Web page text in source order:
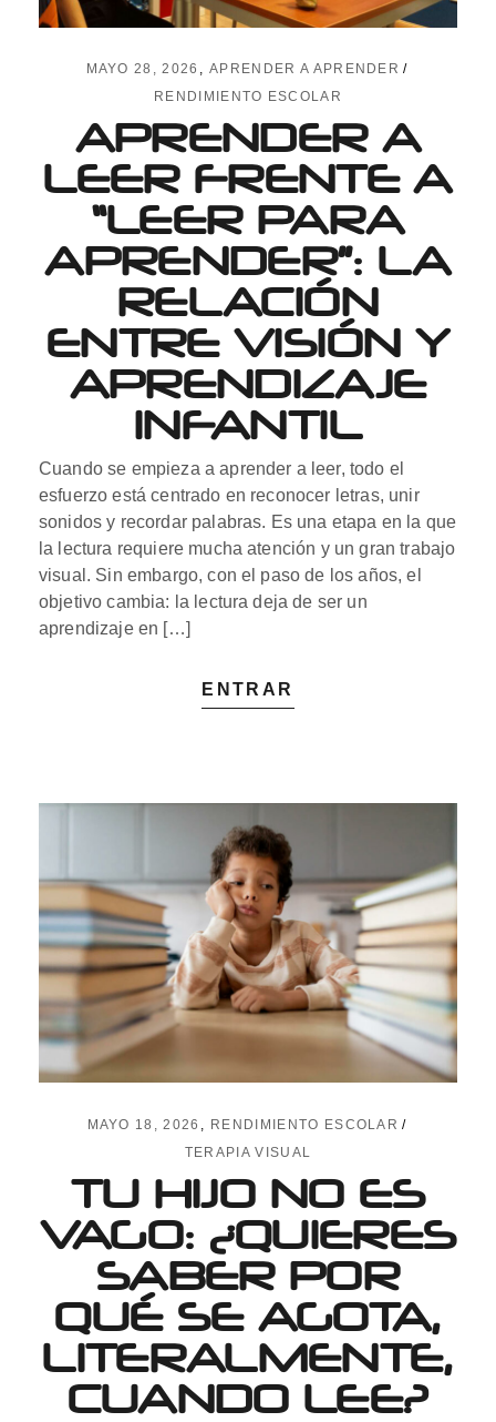
MAYO 28, 2026
APRENDER A APRENDER
RENDIMIENTO ESCOLAR
APRENDER A
LEER FRENTE A
“LEER PARA
APRENDER”: LA
RELACIÓN
ENTRE VISIÓN Y
APRENDIZAJE
INFANTIL
Cuando se empieza a aprender a leer, todo el
esfuerzo está centrado en reconocer letras, unir
sonidos y recordar palabras. Es una etapa en la que
la lectura requiere mucha atención y un gran trabajo
visual. Sin embargo, con el paso de los años, el
objetivo cambia: la lectura deja de ser un
aprendizaje en […]
ENTRAR
MAYO 18, 2026
RENDIMIENTO ESCOLAR
TERAPIA VISUAL
TU HIJO NO ES
VAGO: ¿QUIERES
SABER POR
QUÉ SE AGOTA,
LITERALMENTE,
CUANDO LEE?